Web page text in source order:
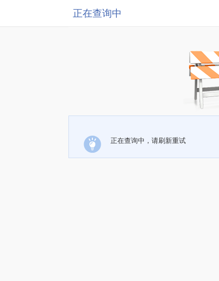
正在查询中
正在查询中，请刷新重试